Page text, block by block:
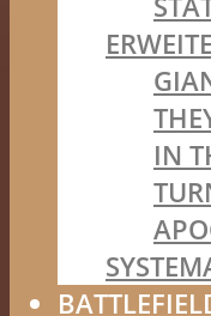
IN